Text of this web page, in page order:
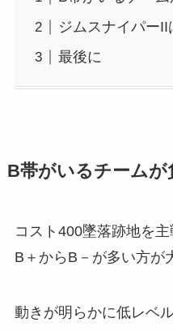
ジムスナイパーII
最後に
B帯がいるチームが
コスト400墜落跡地を主
B＋からB－が多い方が
動きが明らかに低レベル